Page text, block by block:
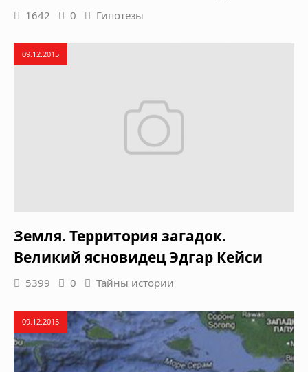
1642 0 Гипотезы
09.12.2015
Земля. Территория загадок.
Великий ясновидец Эдгар Кейси
5399 0 Тайны истории
09.12.2015